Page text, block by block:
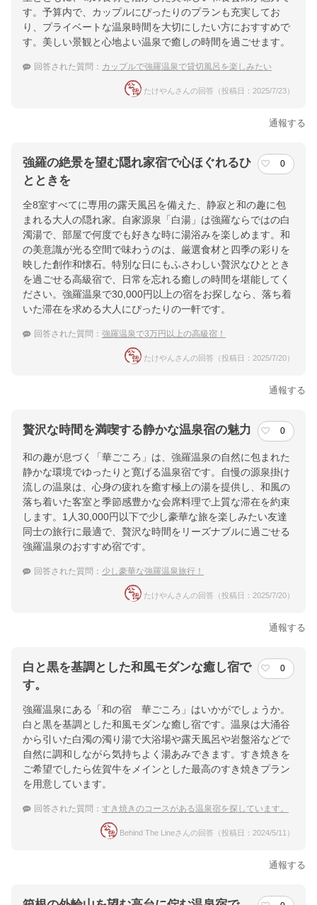
す。予算内で、カップルにぴったりのプランも充実してお
り、プライベートな温泉時間を大切にしたい方におすすめで
す。美しい景観と心地よい温泉で癒しの時間を過ごせます。
回答された質問： カップルで強羅温泉で貸切風呂を楽しみたい
たけやんさんの回答（投稿日：2025/7/23）
通報する
強羅の絶景を望む隠れ家宿で心ほぐれるひ
とときを
0
全8室すべてに専用の露天風呂を備えた、静寂と和の趣に包
まれる大人の隠れ家。自家源泉「白湯」は強羅ならではの白
濁湯で、部屋で何度でも好きな時に湯浴みを楽しめます。和
の美意識が光る空間で味わうのは、厳選食材と四季の彩りを
映した創作和懐石。特別な日にもふさわしい贅沢なひととき
を過ごせる高級宿で、日常を忘れる癒しの時間を堪能してく
ださい。強羅温泉で30,000円以上の宿をお探しなら、落ち着
いた滞在を求める大人にぴったりの一軒です。
回答された質問： 強羅温泉で3万円以上の高級宿！
たけやんさんの回答（投稿日：2025/7/20）
通報する
贅沢な時間を満喫する静かな温泉宿の魅力 0
和の趣が息づく「華ごころ」は、強羅温泉の自然に包まれた
静かな環境でゆったりと寛げる温泉宿です。自慢の源泉掛け
流しの温泉は、心身の疲れを癒す極上の湯を提供し、和風の
落ち着いた客室と季節感豊かな会席料理で上質な滞在を約束
します。1人30,000円以下で少し豪華な旅を楽しみたい友達
同士の旅行に最適で、贅沢な時間をリーズナブルに過ごせる
強羅温泉のおすすめ宿です。
回答された質問： 少し豪華な強羅温泉旅行！
たけやんさんの回答（投稿日：2025/7/20）
通報する
白と黒を基調とした和風モダンな癒し宿で
す。
0
強羅温泉にある「和の宿 華ごころ」はいかがでしょうか。
白と黒を基調とした和風モダンな癒し宿です。温泉は大涌谷
から引いた白濁の濁り湯で大浴場や露天風呂や岩盤浴などで
自然に調和しながら気持ちよく湯あみできます。すき焼きを
ご希望でしたら佐賀牛をメインとした最高のすき焼きプラン
を用意しています。
回答された質問： すき焼きのコースがある温泉宿を探しています。
Behind The Lineさんの回答（投稿日：2024/5/11）
通報する